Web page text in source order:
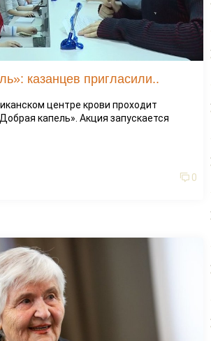
казанцев пригласили..
центре крови проходит
капель». Акция запускается
0